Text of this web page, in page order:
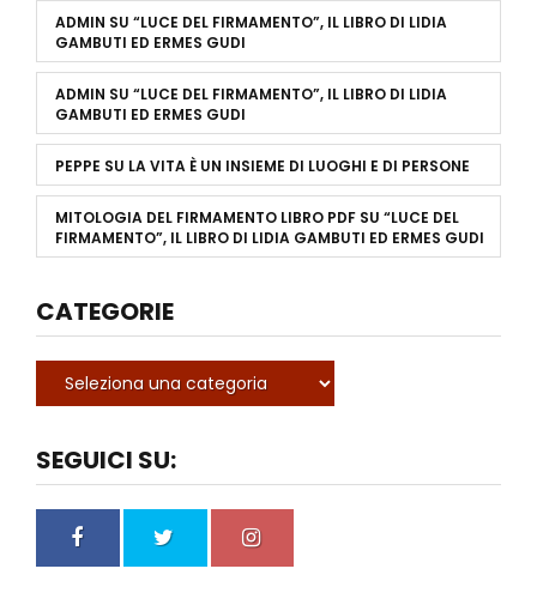
ADMIN SU “LUCE DEL FIRMAMENTO”, IL LIBRO DI LIDIA
GAMBUTI ED ERMES GUDI
ADMIN SU “LUCE DEL FIRMAMENTO”, IL LIBRO DI LIDIA
GAMBUTI ED ERMES GUDI
PEPPE SU LA VITA È UN INSIEME DI LUOGHI E DI PERSONE
MITOLOGIA DEL FIRMAMENTO LIBRO PDF SU “LUCE DEL
FIRMAMENTO”, IL LIBRO DI LIDIA GAMBUTI ED ERMES GUDI
CATEGORIE
SEGUICI SU: